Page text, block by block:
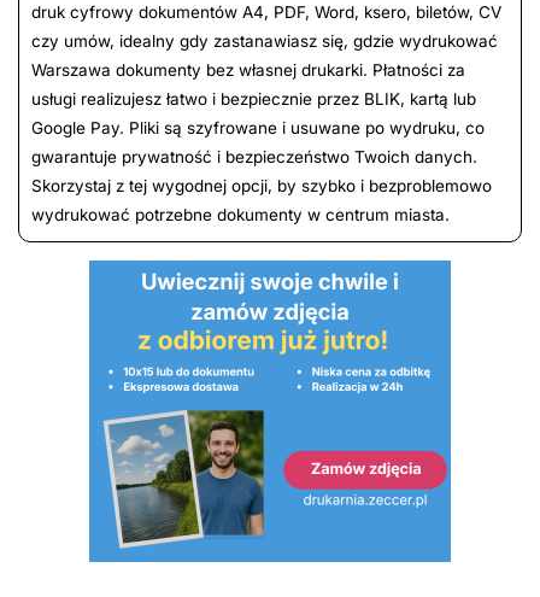
druk cyfrowy dokumentów A4, PDF, Word, ksero, biletów, CV
czy umów, idealny gdy zastanawiasz się, gdzie wydrukować
Warszawa dokumenty bez własnej drukarki. Płatności za
usługi realizujesz łatwo i bezpiecznie przez BLIK, kartą lub
Google Pay. Pliki są szyfrowane i usuwane po wydruku, co
gwarantuje prywatność i bezpieczeństwo Twoich danych.
Skorzystaj z tej wygodnej opcji, by szybko i bezproblemowo
wydrukować potrzebne dokumenty w centrum miasta.